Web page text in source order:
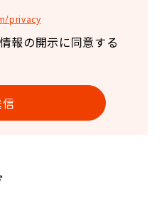
privacy
報の開示に同意する